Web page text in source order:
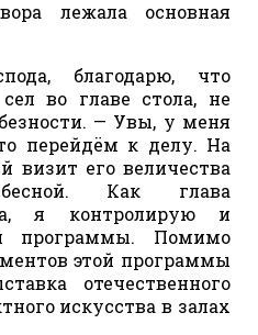
лежала основная
благодарю, что
во главе стола, не
— Увы, у меня
перейдём к делу. На
визит его величества
Как глава
я контролирую и
программы. Помимо
этой программы
отечественного
искусства в залах